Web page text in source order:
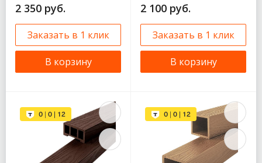
2 350 руб.
Заказать в 1 клик
В корзину
2 100 руб.
Заказать в 1 клик
В корзину